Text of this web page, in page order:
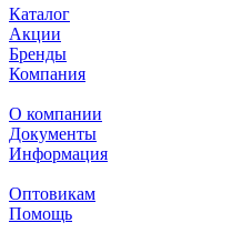
Каталог
Акции
Бренды
Компания
О компании
Документы
Информация
Оптовикам
Помощь